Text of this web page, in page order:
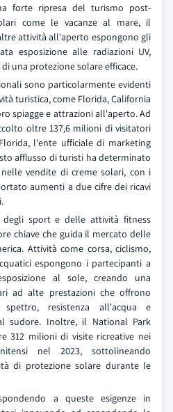
forte ripresa del turismo post-
come le vacanze al mare, il
attività all'aperto espongono gli
esposizione alle radiazioni UV,
una protezione solare efficace.
sono particolarmente evidenti
turistica, come Florida, California
spiagge e attrazioni all'aperto. Ad
oltre 137,6 milioni di visitatori
l'ente ufficiale di marketing
afflusso di turisti ha determinato
vendite di creme solari, con i
aumenti a due cifre dei ricavi
degli sport e delle attività fitness
chiave che guida il mercato delle
Attività come corsa, ciclismo,
espongono i partecipanti a
al sole, creando una
ad alte prestazioni che offrono
resistenza all'acqua e
sudore. Inoltre, il National Park
312 milioni di visite ricreative nei
nel 2023, sottolineando
di protezione solare durante le
a queste esigenze in